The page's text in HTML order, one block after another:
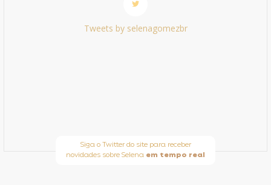
Tweets by selenagomezbr
Siga o Twitter do site para receber
novidades sobre Selena em tempo real